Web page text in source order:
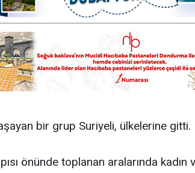
bir grup Suriyeli, ülkelerine gitti.
önünde toplanan aralarında kadın